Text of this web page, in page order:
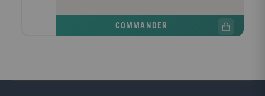
COMMANDER